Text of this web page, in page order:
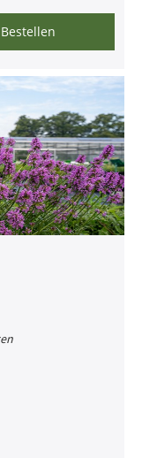
Bestellen